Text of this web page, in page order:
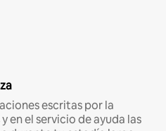
escritas por la
en el servicio de ayuda las